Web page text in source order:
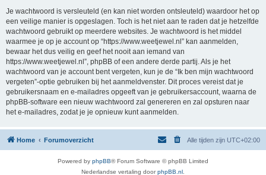
Je wachtwoord is versleuteld (en kan niet worden ontsleuteld) waardoor het op
een veilige manier is opgeslagen. Toch is het niet aan te raden dat je hetzelfde
wachtwoord gebruikt op meerdere websites. Je wachtwoord is het middel
waarmee je op je account op “https://www.weetjewel.nl” kan aanmelden,
bewaar het dus veilig en geef het nooit aan iemand van
https://www.weetjewel.nl”, phpBB of een andere derde partij. Als je het
wachtwoord van je account bent vergeten, kun je de “Ik ben mijn wachtwoord
vergeten”-optie gebruiken bij het aanmeldvenster. Dit proces vereist dat je
gebruikersnaam en e-mailadres opgeeft van je gebruikersaccount, waarna de
phpBB-software een nieuw wachtwoord zal genereren en zal opsturen naar
het e-mailadres, zodat je je opnieuw kunt aanmelden.
Home Forumoverzicht Alle tijden zijn UTC+02:00
Powered by phpBB® Forum Software © phpBB Limited
Nederlandse vertaling doorphpBB.nl